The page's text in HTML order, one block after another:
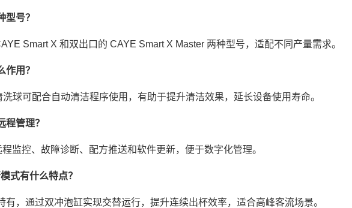
号？
Smart X 和双出口的 CAYE Smart X Master 两种型号，适配不同产量需求。
用？
球可配合自动清洁程序使用，有助于提升清洁效果，延长设备使用寿命。
管理？
监控、故障诊断、配方推送和软件更新，便于数字化管理。
式有什么特点？
，通过双冲泡缸实现交替运行，提升连续出杯效率，适合高峰客流场景。